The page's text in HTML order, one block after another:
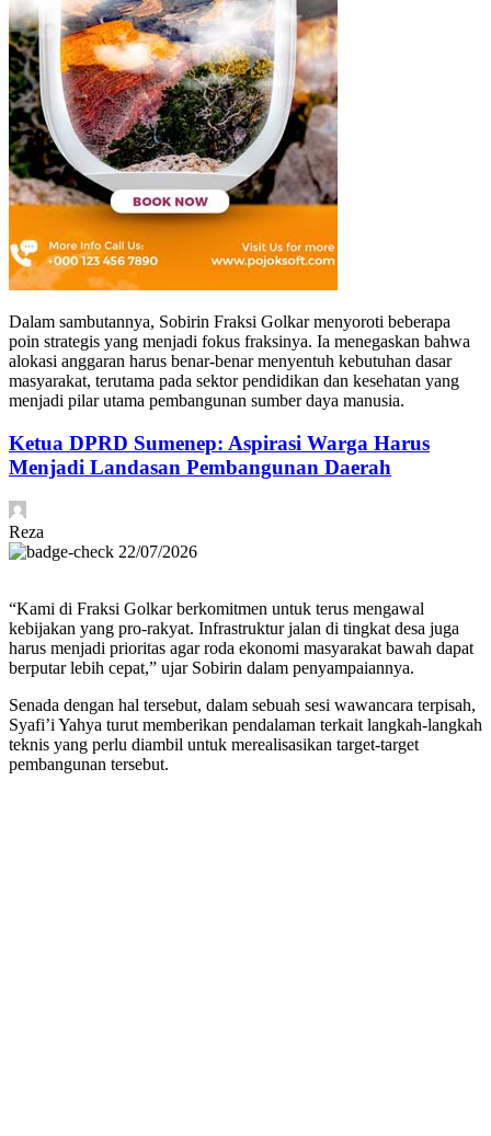
Dalam sambutannya, Sobirin Fraksi Golkar menyoroti beberapa
poin strategis yang menjadi fokus fraksinya. Ia menegaskan bahwa
alokasi anggaran harus benar-benar menyentuh kebutuhan dasar
masyarakat, terutama pada sektor pendidikan dan kesehatan yang
menjadi pilar utama pembangunan sumber daya manusia.
Ketua DPRD Sumenep: Aspirasi Warga Harus
Menjadi Landasan Pembangunan Daerah
Reza
22/07/2026
“Kami di Fraksi Golkar berkomitmen untuk terus mengawal
kebijakan yang pro-rakyat. Infrastruktur jalan di tingkat desa juga
harus menjadi prioritas agar roda ekonomi masyarakat bawah dapat
berputar lebih cepat,” ujar Sobirin dalam penyampaiannya.
Senada dengan hal tersebut, dalam sebuah sesi wawancara terpisah,
Syafi’i Yahya turut memberikan pendalaman terkait langkah-langkah
teknis yang perlu diambil untuk merealisasikan target-target
pembangunan tersebut.